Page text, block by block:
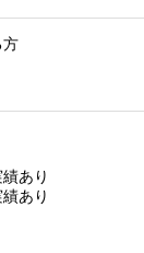
方
あり
あり